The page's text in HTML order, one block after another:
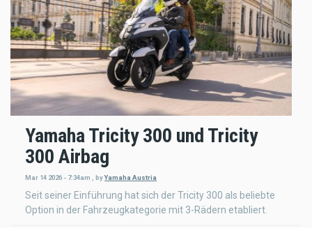
Yamaha Tricity 300 und Tricity
300 Airbag
Mar 14 2026 - 7:34am byYamaha Austria
Seit seiner Einführung hat sich der Tricity 300 als beliebte
Option in der Fahrzeugkategorie mit 3-Rädern etabliert.